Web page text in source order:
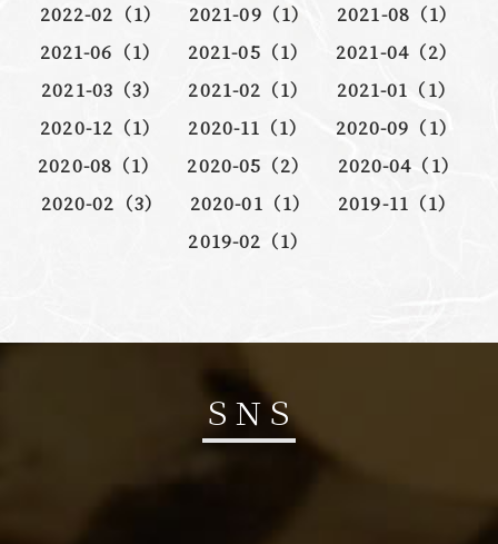
2022-02（1） 2021-09（1）
2021-08（1）
2021-06（1）
2021-05（1）
2021-04（2）
2021-03（3）
2021-02（1）
2021-01（1）
2020-12（1）
2020-11（1）
2020-09（1）
2020-08（1）
2020-05（2）
2020-04（1）
2020-02（3）
2020-01（1）
2019-11（1）
2019-02（1）
ＳＮＳ